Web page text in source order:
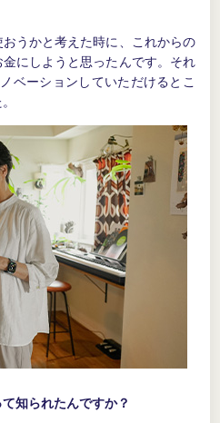
うかと考えた時に、これからの
にしようと思ったんです。それ
ベーションしていただけるとこ
知られたんですか？